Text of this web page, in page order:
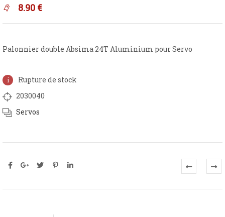
8.90 €
Palonnier double Absima 24T Aluminium pour Servo
Rupture de stock
2030040
Servos